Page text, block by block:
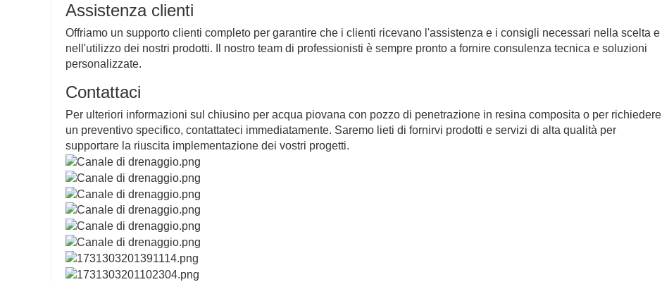
Assistenza clienti
Offriamo un supporto clienti completo per garantire che i clienti ricevano l'assistenza e i consigli necessari nella scelta e
nell'utilizzo dei nostri prodotti. Il nostro team di professionisti è sempre pronto a fornire consulenza tecnica e soluzioni
personalizzate.
Contattaci
Per ulteriori informazioni sul chiusino per acqua piovana con pozzo di penetrazione in resina composita o per richiedere
un preventivo specifico, contattateci immediatamente. Saremo lieti di fornirvi prodotti e servizi di alta qualità per
supportare la riuscita implementazione dei vostri progetti.